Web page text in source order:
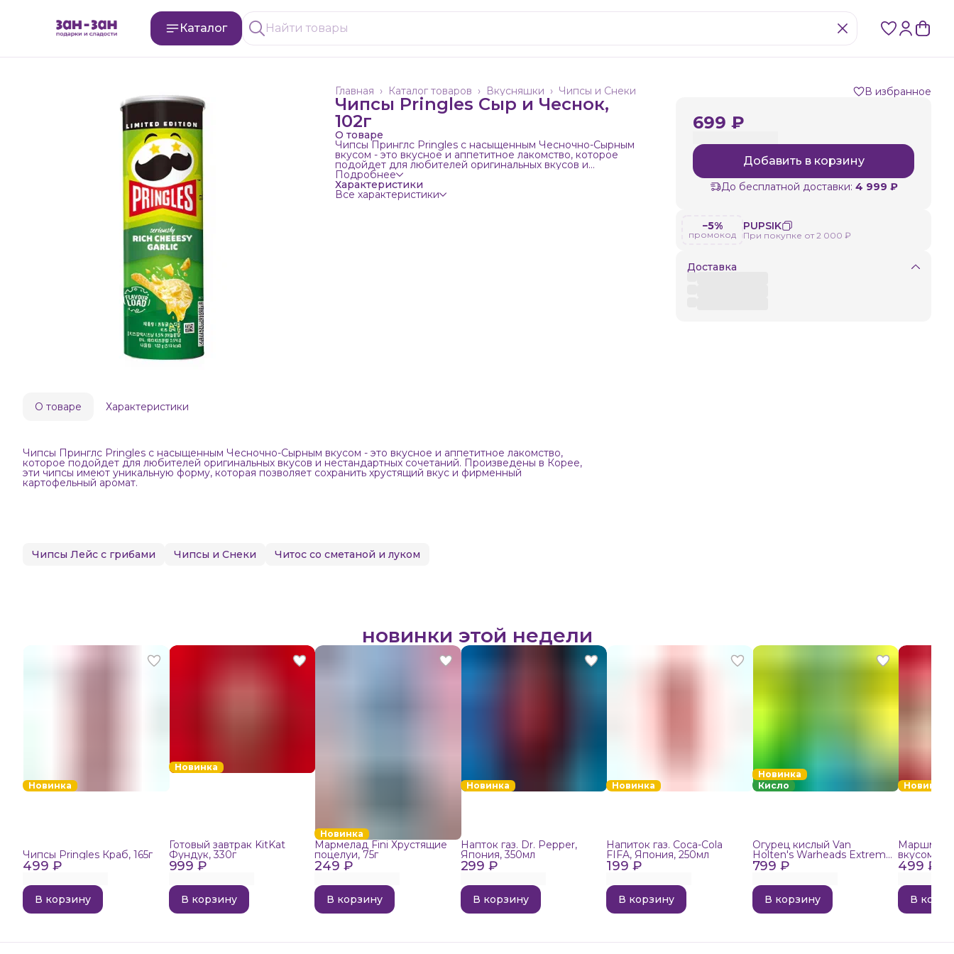
Каталог
Чипсы и Снеки
Вкусняшки ›
Каталог товаров ›
Главная ›
Чипсы Pringles Сыр и Чеснок,
102г
О товаре
Чипсы Принглс Pringles с насыщенным Чесночно-Сырным
вкусом - это вкусное и аппетитное лакомство, которое
подойдет для любителей оригинальных вкусов и
нестандартных сочетаний. Произведены в Корее, эти чипсы
имеют уникальную форму, которая позволяет сохранить
хрустящий вкус и фирменный картофельный аромат.
Подробнее
Характеристики
Все характеристики
В избранное
699 ₽
Добавить в корзину
До бесплатной доставки: 4 999 ₽
−5%
промокод
PUPSIK
При покупке от 2 000 ₽
Доставка
О товаре Характеристики
Чипсы Принглс Pringles с насыщенным Чесночно-Сырным вкусом - это вкусное и аппетитное лакомство,
которое подойдет для любителей оригинальных вкусов и нестандартных сочетаний. Произведены в Корее,
эти чипсы имеют уникальную форму, которая позволяет сохранить хрустящий вкус и фирменный
картофельный аромат.
Чипсы Лейс с грибами Чипсы и Снеки Читос со сметаной и луком
новинки этой недели
Новинка
499 ₽
Чипсы Pringles Краб, 165г
В корзину
Новинка
999 ₽
Готовый завтрак KitKat
Фундук, 330г
В корзину
Новинка
249 ₽
Мармелад Fini Хрустящие
поцелуи, 75г
В корзину
Новинка
299 ₽
Напток газ. Dr. Pepper,
Япония, 350мл
В корзину
Новинка
199 ₽
Напиток газ. Coca-Cola
FIFA, Япония, 250мл
В корзину
Новинка
Кисло
799 ₽
Огурец кислый Van
Holten's Warheads Extreme
Sour, 140г
В корзину
Новинка
499 ₽
вкусом
В